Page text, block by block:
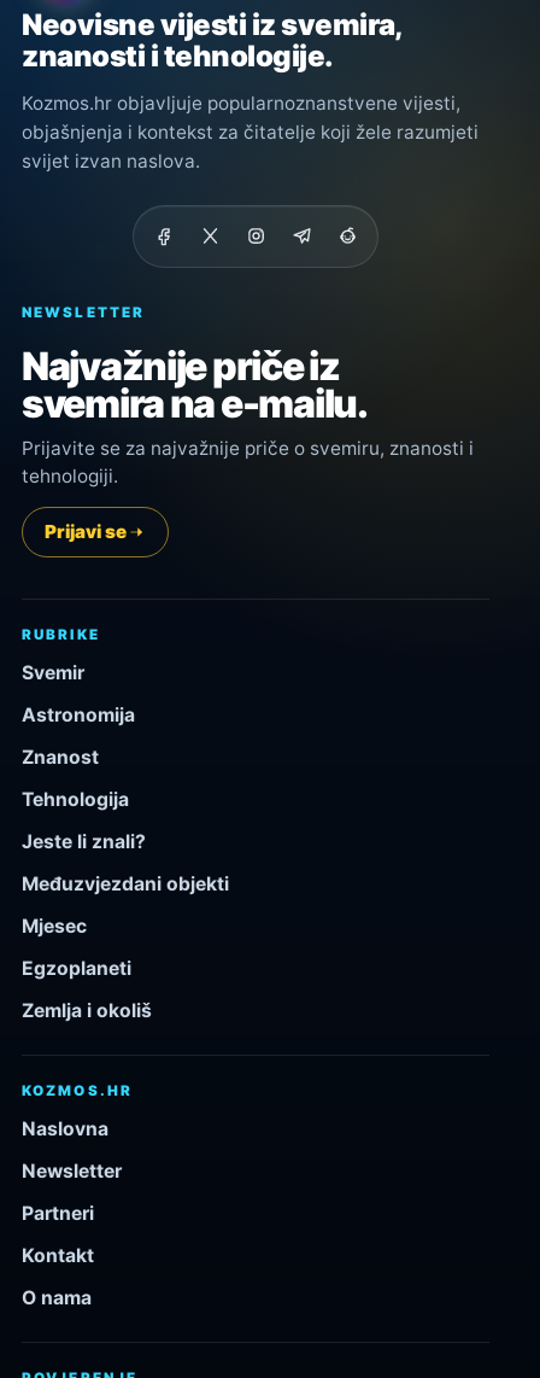
Neovisne vijesti iz svemira,
znanosti i tehnologije.
Kozmos.hr objavljuje popularnoznanstvene vijesti,
objašnjenja i kontekst za čitatelje koji žele razumjeti
svijet izvan naslova.
NEWSLETTER
Najvažnije priče iz
svemira na e-mailu.
Prijavite se za najvažnije priče o svemiru, znanosti i
tehnologiji.
Prijavi se
RUBRIKE
Svemir
Astronomija
Znanost
Tehnologija
Jeste li znali?
Međuzvjezdani objekti
Mjesec
Egzoplaneti
Zemlja i okoliš
KOZMOS.HR
Naslovna
Newsletter
Partneri
Kontakt
O nama